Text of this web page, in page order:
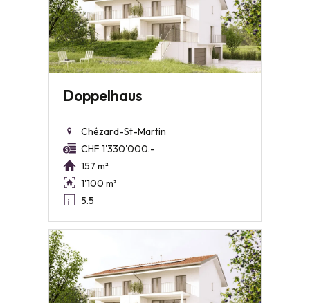
Doppelhaus
Chézard-St-Martin
CHF 1'330'000.-
157 m²
1'100 m²
5.5